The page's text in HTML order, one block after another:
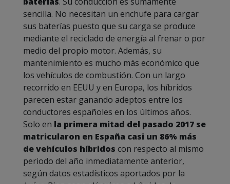
sencilla. No necesitan un enchufe para cargar
sus baterías puesto que su carga se produce
mediante el reciclado de energía al frenar o por
medio del propio motor. Además, su
mantenimiento es mucho más económico que
los vehículos de combustión. Con un largo
recorrido en EEUU y en Europa, los híbridos
parecen estar ganando adeptos entre los
conductores españoles en los últimos años.
Solo en la primera mitad del pasado 2017 se
matricularon en España casi un 86% más
de vehículos híbridos con respecto al mismo
periodo del año inmediatamente anterior,
según datos estadísticos aportados por la